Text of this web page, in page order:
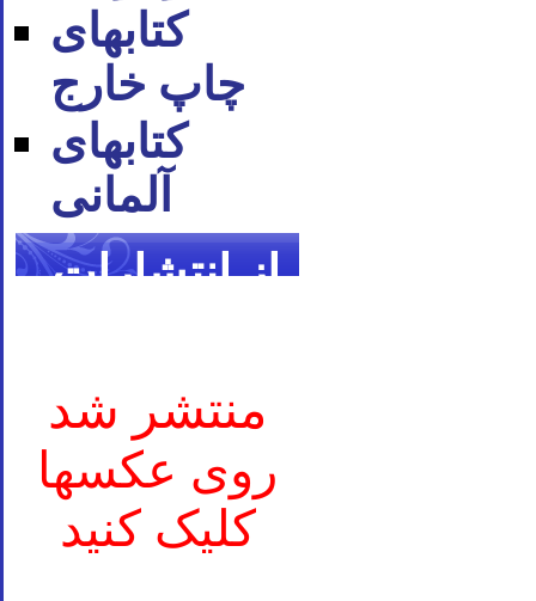
کتاب‪های
چاپ خارج
کتاب‪های
آلمانی
از انتشارات
منتشر شد
روی عکسها
کلیک کنید